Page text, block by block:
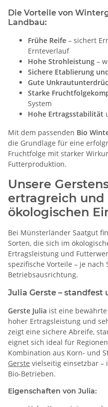
Die Vorteile von
Landbau:
Frühe Reife – sichert
Ernteverlauf
Hohe Strohleistung –
Sichere Etablierung
Gute
Starke
System
Hohe Ertragsstabilität
Mit dem passenden Bio
die Grundlage für eine
Fruchtfolge mit starker
Futterproduktion.
Unsere
ertragreich und
ökologischen
Bei Münsterländer Saatgut
Sorten, die sich im
Ertragsleistung und
spezifische Vorteile – je
Betriebsausrichtung.
Julia Gerste – standfest
Gerste Julia ist eine
hoher Ertragsleistung und
zeigt eine sichere Abreife,
eignet sich ideal für
Kombination aus Korn- und
Gerste vielseitig einsetzbar –
Bio-Betrieben.
Eigenschaften von Julia: